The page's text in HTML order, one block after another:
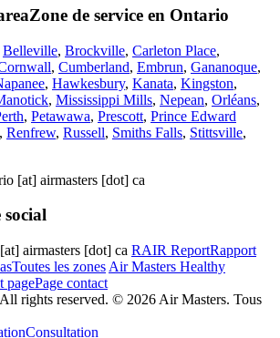
Zone de service en Ontario
Belleville, Brockville, Carleton Place,
, Cumberland, Embrun, Gananoque,
, Hawkesbury, Kanata, Kingston,
, Mississippi Mills, Nepean, Orléans,
, Petawawa, Prescott, Prince Edward
, Renfrew, Russell, Smiths Falls, Stittsville,
[at] airmasters [dot] ca
social
airmasters [dot] ca RAIR ReportRapport
Toutes les zones Air Masters Healthy
pagePage contact
rights reserved. © 2026 Air Masters. Tous
Consultation